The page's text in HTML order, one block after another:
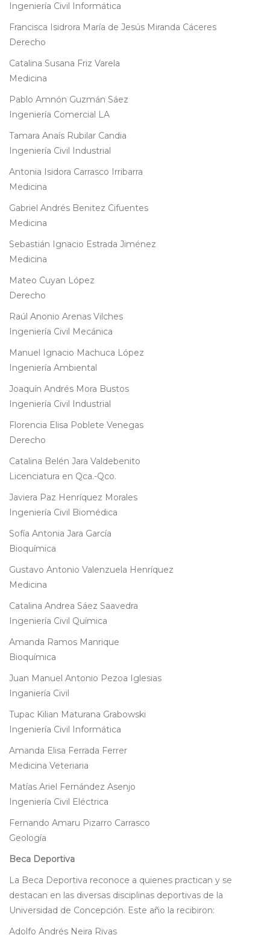
Ingeniería Civil Informática
Francisca Isidrora María de Jesús Miranda Cáceres
Derecho
Catalina Susana Friz Varela
Medicina
Pablo Amnón Guzmán Sáez
Ingeniería Comercial LA
Tamara Anaís Rubilar Candia
Ingeniería Civil Industrial
Antonia Isidora Carrasco Irribarra
Medicina
Gabriel Andrés Benitez Cifuentes
Medicina
Sebastián Ignacio Estrada Jiménez
Medicina
Mateo Cuyan López
Derecho
Raúl Anonio Arenas Vilches
Ingeniería Civil Mecánica
Manuel Ignacio Machuca López
Ingeniería Ambiental
Joaquín Andrés Mora Bustos
Ingeniería Civil Industrial
Florencia Elisa Poblete Venegas
Derecho
Catalina Belén Jara Valdebenito
Licenciatura en Qca.-Qco.
Javiera Paz Henríquez Morales
Ingeniería Civil Biomédica
Sofía Antonia Jara García
Bioquímica
Gustavo Antonio Valenzuela Henríquez
Medicina
Catalina Andrea Sáez Saavedra
Ingeniería Civil Química
Amanda Ramos Manrique
Bioquímica
Juan Manuel Antonio Pezoa Iglesias
Inganiería Civil
Tupac Kilian Maturana Grabowski
Ingeniería Civil Informática
Amanda Elisa Ferrada Ferrer
Medicina Veteriaria
Matías Ariel Fernández Asenjo
Ingeniería Civil Eléctrica
Fernando Amaru Pizarro Carrasco
Geología
Beca Deportiva
La Beca Deportiva reconoce a quienes practican y se
destacan en las diversas disciplinas deportivas de la
Universidad de Concepción. Este año la recibiron:
Adolfo Andrés Neira Rivas